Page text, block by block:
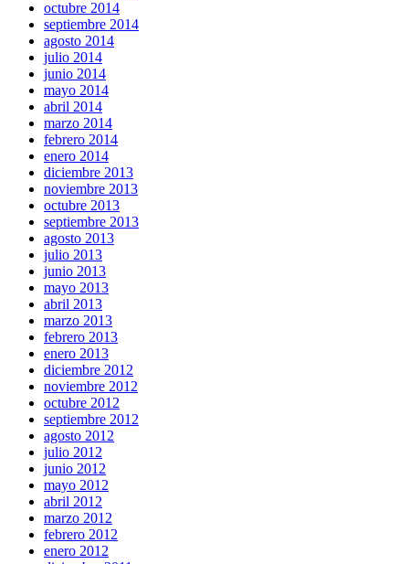
octubre 2014
septiembre 2014
agosto 2014
julio 2014
junio 2014
mayo 2014
abril 2014
marzo 2014
febrero 2014
enero 2014
diciembre 2013
noviembre 2013
octubre 2013
septiembre 2013
agosto 2013
julio 2013
junio 2013
mayo 2013
abril 2013
marzo 2013
febrero 2013
enero 2013
diciembre 2012
noviembre 2012
octubre 2012
septiembre 2012
agosto 2012
julio 2012
junio 2012
mayo 2012
abril 2012
marzo 2012
febrero 2012
enero 2012